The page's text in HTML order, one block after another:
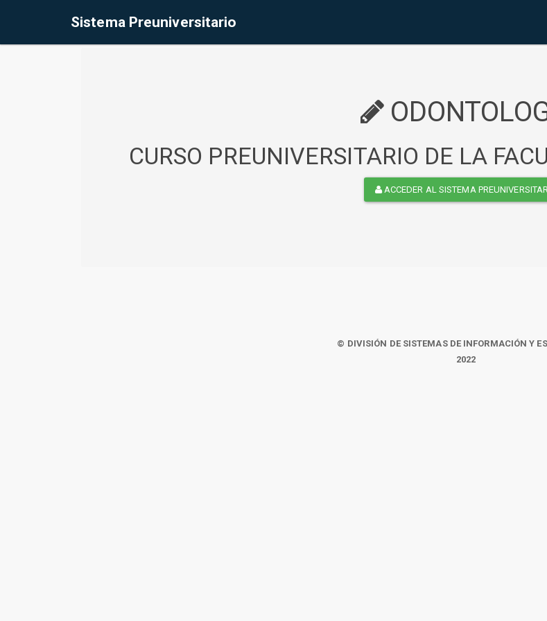
Sistema Preuniversitario
CURSO PREUNIVERSITARIO DE LA
ACCEDER AL SISTEMA
© DIVISIÓN DE SISTEMAS DE INFORMACIÓN Y
2022